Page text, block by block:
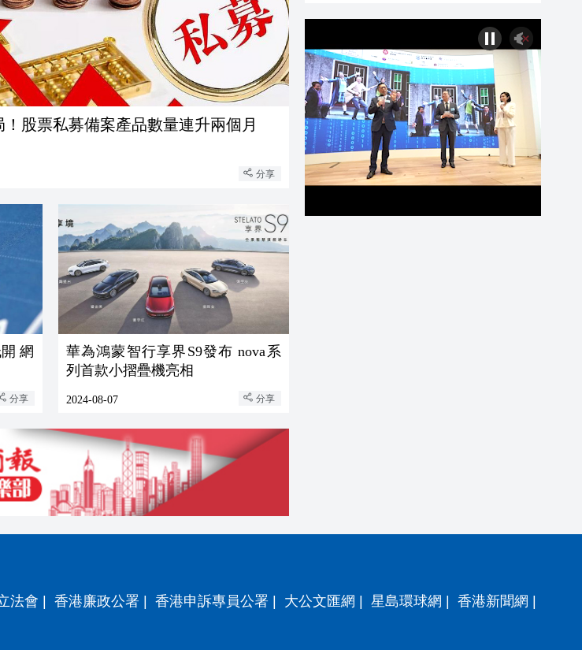
！股票私募備案產品數量連升兩個月
分享
網
分享
華為鴻蒙智行享界S9發布 nova系
列首款小摺疊機亮相
2024-08-07 分享
法會 香港廉政公署 香港申訴專員公署 大公文匯網 星島環球網 香港新聞網